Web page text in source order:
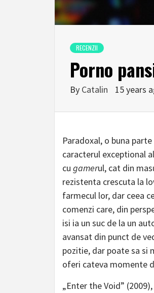
RECENZII
Porno
By Catalin 15 years
Paradoxal, o buna
caracterul exceptional
cu gamerul, cat din
rezistenta crescuta la
farmecul lor, dar ceea
comenzi care, din
isi ia un suc de la un
avansat din punct de
pozitie, dar poate sa si
oferi cateva momente
„Enter the Void”